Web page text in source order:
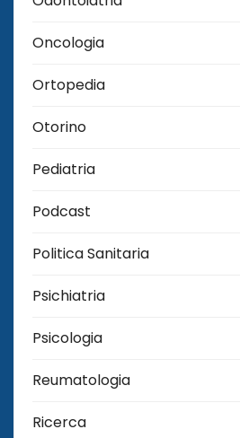
Oncologia
Ortopedia
Otorino
Pediatria
Podcast
Politica Sanitaria
Psichiatria
Psicologia
Reumatologia
Ricerca